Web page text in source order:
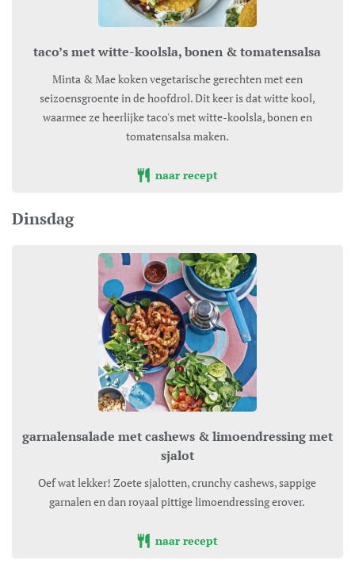
taco’s met witte-koolsla, bonen & tomatensalsa
Minta & Mae koken vegetarische gerechten met een
seizoensgroente in de hoofdrol. Dit keer is dat witte kool,
waarmee ze heerlijke taco's met witte-koolsla, bonen en
tomatensalsa maken.
naar recept
Dinsdag
garnalensalade met cashews & limoendressing met
sjalot
Oef wat lekker! Zoete sjalotten, crunchy cashews, sappige
garnalen en dan royaal pittige limoendressing erover.
naar recept